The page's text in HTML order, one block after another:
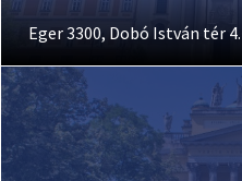
Eger 3300, Dobó István tér 4.